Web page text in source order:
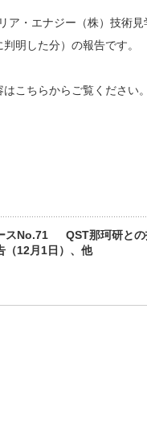
ア・エナジー（株）技術
明した分）の報告です。
こちらからご覧ください。
スNo.71 QST那珂研との
（12月1日）、他